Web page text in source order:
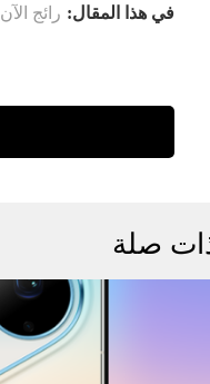
في هذا المقال: رائج الآن
صلة